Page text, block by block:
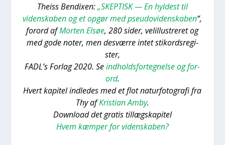
Thei­ss Ben­dixen:„SKEPTISK — En hyl­dest til
viden­ska­ben og et opgør med pseu­d­ovi­den­ska­ben“,
for­ord afMor­ten Elsøe, 280 sider, velil­lu­stre­ret og
med gode noter, men desvær­re intet sti­kord­s­re­gi­
ster,
FAD­L’s For­lag 2020. Seind­holds­for­teg­nel­se og for­
ord.
Hvert kapi­tel ind­le­des med et flot natur­fo­to­gra­fi fra
Thy afKri­sti­an Amby.
Down­lo­ad det gra­tis til­lægs­ka­pi­tel
Hvem kæm­per for viden­ska­ben?